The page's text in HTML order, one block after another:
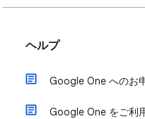
ヘルプ
Google One へのお
Google One をご利